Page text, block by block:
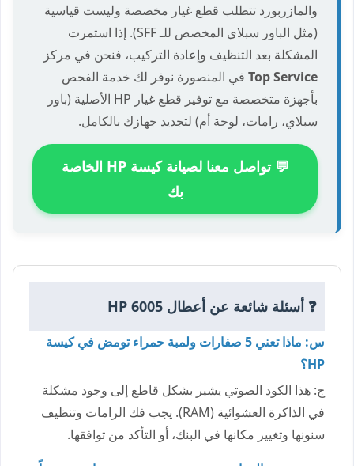
والمازربورد تتطلب قطع غيار مخصصة وليست قياسية
(مثل الباور سبلاي المخصص للـ SFF). إذا استمرت
المشكلة بعد التنظيف وإعادة التركيب، فنحن في مركز
Top Service في المنصورة نوفر لك خدمة الفحص
بأجهزة متخصصة مع توفير قطع غيار HP الأصلية (باور
سبلاي، رامات، لوحة أم) لتجديد جهازك بالكامل.
💬 تواصل معنا لصيانة كيسة HP الخاصة
بك
❓ أسئلة شائعة عن أعطال HP 6005
س: ماذا تعني 5 صفارات ولمبة حمراء تومض في كيسة
HP؟
ج: هذا الكود الصوتي يشير بشكل قاطع إلى وجود مشكلة
في الذاكرة العشوائية (RAM). يجب فك الرامات وتنظيف
سنونها وتغيير مكانها في البنك، أو التأكد من توافقها.